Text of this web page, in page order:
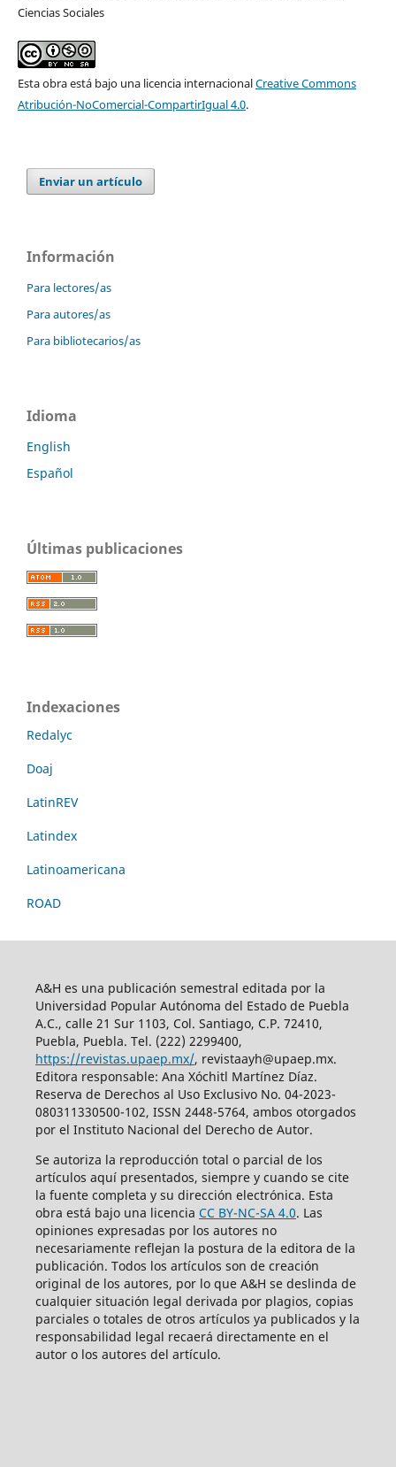
Ciencias Sociales
Esta obra está bajo una licencia internacionalCreative Commons
Atribución-NoComercial-CompartirIgual 4.0.
Enviar un artículo
Información
Para lectores/as
Para autores/as
Para bibliotecarios/as
Idioma
English
Español
Últimas publicaciones
Indexaciones
Redalyc
Doaj
LatinREV
Latindex
Latinoamericana
ROAD
A&H es una publicación semestral editada por la
Universidad Popular Autónoma del Estado de Puebla
A.C., calle 21 Sur 1103, Col. Santiago, C.P. 72410,
Puebla, Puebla. Tel. (222) 2299400,
https://revistas.upaep.mx/, revistaayh@upaep.mx.
Editora responsable: Ana Xóchitl Martínez Díaz.
Reserva de Derechos al Uso Exclusivo No. 04-2023-
080311330500-102, ISSN 2448-5764, ambos otorgados
por el Instituto Nacional del Derecho de Autor.
Se autoriza la reproducción total o parcial de los
artículos aquí­ presentados, siempre y cuando se cite
la fuente completa y su dirección electrónica. Esta
obra está bajo una licencia CC BY-NC-SA 4.0. Las
opiniones expresadas por los autores no
necesariamente reflejan la postura de la editora de la
publicación. Todos los artículos son de creación
original de los autores, por lo que A&H se deslinda de
cualquier situación legal derivada por plagios, copias
parciales o totales de otros artículos ya publicados y la
responsabilidad legal recaerá directamente en el
autor o los autores del artículo.